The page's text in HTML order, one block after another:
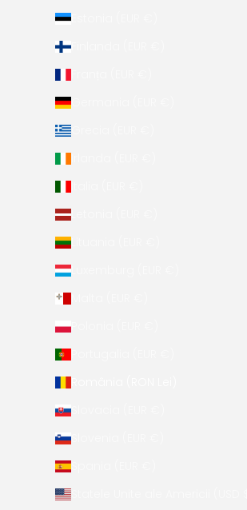
Estonia (EUR €)
Finlanda (EUR €)
Germania (EUR €)
Grecia (EUR €)
Letonia (EUR €)
Lituania (EUR €)
Luxemburg (EUR €)
Polonia (EUR €)
Slovacia (EUR €)
Slovenia (EUR €)
Spania (EUR €)
Statele Unite ale Americii (USD $)